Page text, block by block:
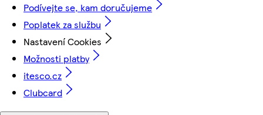
Podívejte se, kam doručujeme
Poplatek za službu
Nastavení Cookies
Možnosti platby
itesco.cz
Clubcard